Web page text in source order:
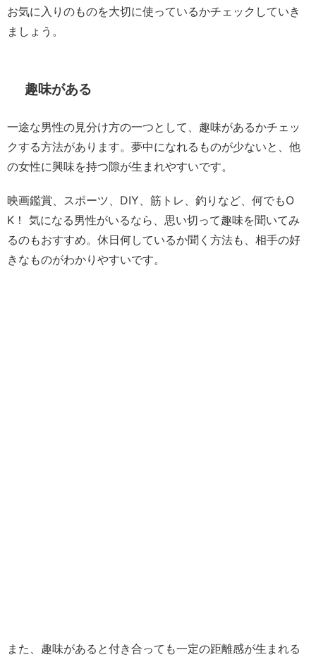
お気に入りのものを大切に使っているかチェックしていき
ましょう。
趣味がある
一途な男性の見分け方の一つとして、趣味があるかチェッ
クする方法があります。夢中になれるものが少ないと、他
の女性に興味を持つ隙が生まれやすいです。
映画鑑賞、スポーツ、DIY、筋トレ、釣りなど、何でもO
K！ 気になる男性がいるなら、思い切って趣味を聞いてみ
るのもおすすめ。休日何しているか聞く方法も、相手の好
きなものがわかりやすいです。
また、趣味があると付き合っても一定の距離感が生まれる